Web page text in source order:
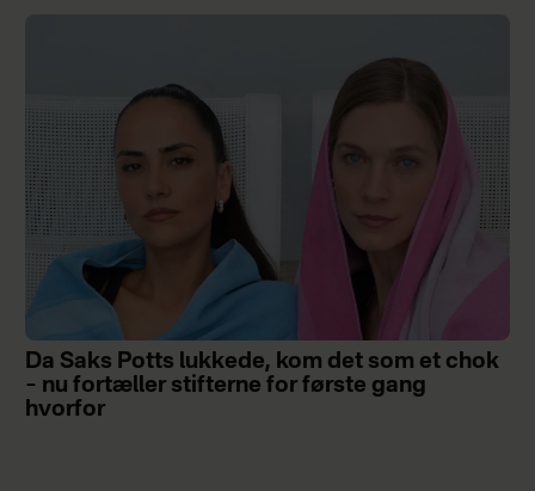
Da Saks Potts lukkede, kom det som et chok
– nu fortæller stifterne for første gang
hvorfor